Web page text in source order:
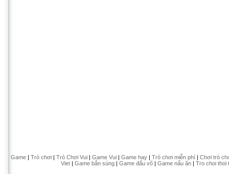
Game| Trò chơi| Trò Chơi Vui| Game Vui| Game hay| Trò chơi miễn phí| Chơi trò
Viet| Game bắn súng| Game đấu võ| Game nấu ăn| Tro choi thoi